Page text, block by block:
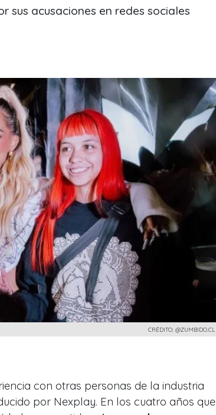
sus acusaciones en redes sociales
CRÉDITO: @ZUMBIDO.CL
con otras personas de la industria
por Nexplay. En los cuatro años que